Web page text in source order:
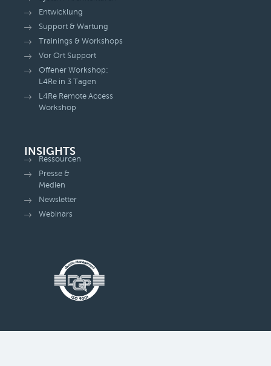
Entwicklung
Support & Wartung
Trainings & Workshops
Vor Ort Support
Offener Workshop:
L4Re in 3 Tagen
L4Re Remote Access
Workshop
INSIGHTS
Ressourcen
Presse &
Medien
Newsletter
Webinars